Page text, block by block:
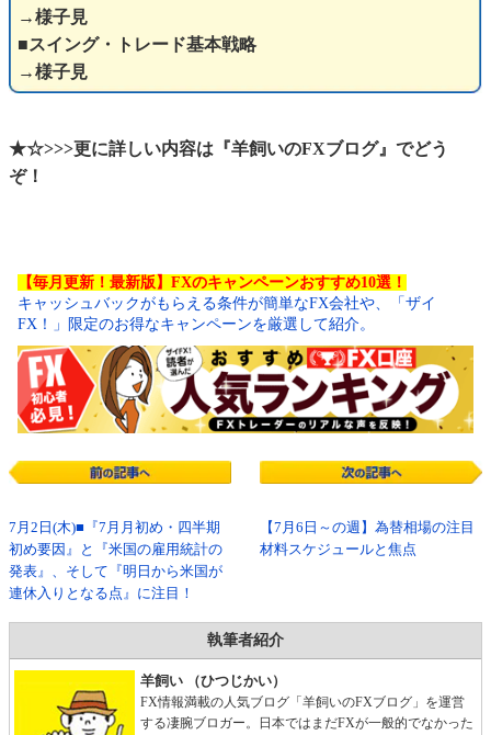
→様子見
■スイング・トレード基本戦略
→様子見
★☆>>>更に詳しい内容は『羊飼いのFXブログ』でどう
ぞ！
【毎月更新！最新版】FXのキャンペーンおすすめ10選！
キャッシュバックがもらえる条件が簡単なFX会社や、「ザイ
FX！」限定のお得なキャンペーンを厳選して紹介。
7月2日(木)■『7月月初め・四半期
初め要因』と『米国の雇用統計の
発表』、そして『明日から米国が
連休入りとなる点』に注目！
【7月6日～の週】為替相場の注目
材料スケジュールと焦点
執筆者紹介
羊飼い （ひつじかい）
FX情報満載の人気ブログ「羊飼いのFXブログ」を運営
する凄腕ブロガー。日本ではまだFXが一般的でなかった